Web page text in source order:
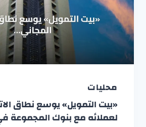
محليات
«بيت التمويل» يوسع نطاق
لعملائه مع بنوك المجموعة